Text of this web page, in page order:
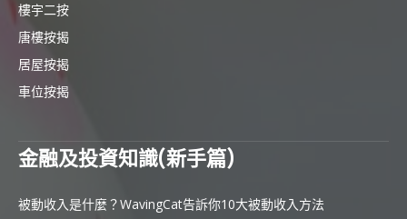
樓宇二按
唐樓按揭
居屋按揭
車位按揭
金融及投資知識(新手篇)
被動收入是什麼？WavingCat告訴你10大被動收入方法